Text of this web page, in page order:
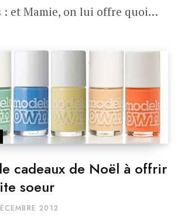
: et Mamie, on lui offre quoi…
cadeaux de Noël à offrir
soeur
2012